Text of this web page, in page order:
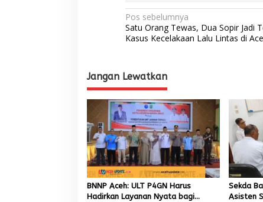
N
a
i
g
a
s
i
p
o
s
Pos sebelumnya
Satu Orang Tewas, Dua Sopir Jadi
Kasus Kecelakaan Lalu Lintas di
Jangan Lewatkan
BNNP Aceh: ULT P4GN Harus
Hadirkan Layanan Nyata bagi
Sekda
Asisten